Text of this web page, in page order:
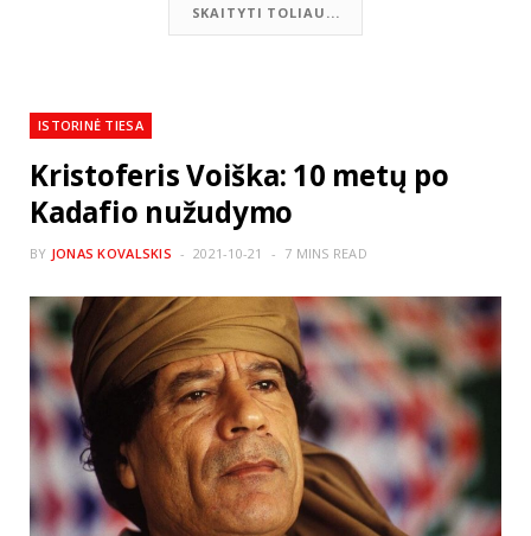
SKAITYTI TOLIAU...
ISTORINĖ TIESA
Kristoferis Voiška: 10 metų po
Kadafio nužudymo
BY JONAS KOVALSKIS 2021-10-21 7 MINS READ